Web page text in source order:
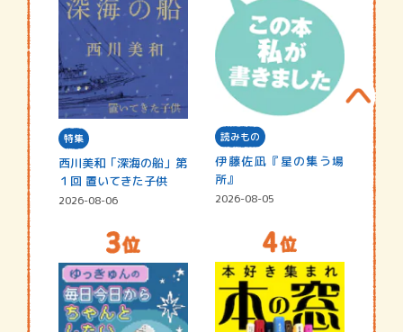
特集
西川美和「深海の船」第
１回 置いてきた子供
2026-08-06
読みもの
伊藤佐凪『星の集う場
所』
2026-08-05